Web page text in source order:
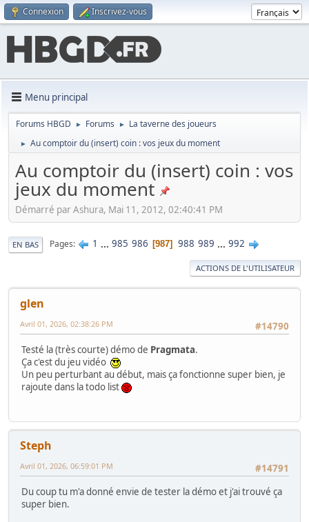
Connexion Inscrivez-vous
Menu principal
Forums HBGD ► Forums ► La taverne des joueurs
► Au comptoir du (insert) coin : vos jeux du moment
Au comptoir du (insert) coin : vos
jeux du moment
Démarré par Ashura, Mai 11, 2012, 02:40:41 PM
EN BAS Pages 1 ... 985 986 987 988 989 ... 992
ACTIONS DE L'UTILISATEUR
glen
#14790
Avril 01, 2026, 02:38:26 PM
Testé la (très courte) démo de Pragmata.
Ça c'est du jeu vidéo
Un peu perturbant au début, mais ça fonctionne super bien, je
rajoute dans la todo list
Steph
#14791
Avril 01, 2026, 06:59:01 PM
Du coup tu m'a donné envie de tester la démo et j'ai trouvé ça
super bien.